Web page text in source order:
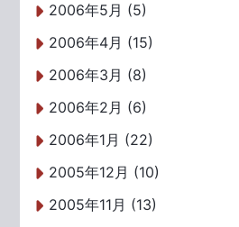
2006年5月 (5)
2006年4月 (15)
2006年3月 (8)
2006年2月 (6)
2006年1月 (22)
2005年12月 (10)
2005年11月 (13)